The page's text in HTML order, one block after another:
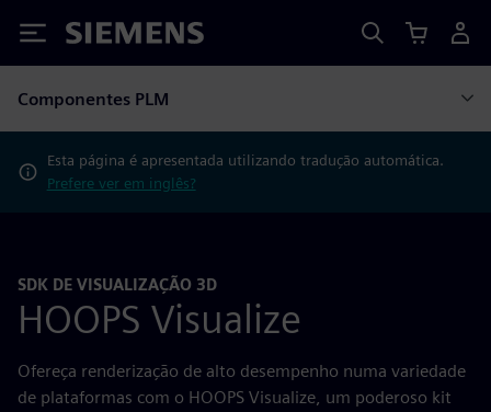
Siemens
Componentes PLM
Esta página é apresentada utilizando tradução automática.
Prefere ver em inglês?
SDK DE VISUALIZAÇÃO 3D
HOOPS Visualize
Ofereça renderização de alto desempenho numa variedade
de plataformas com o HOOPS Visualize, um poderoso kit